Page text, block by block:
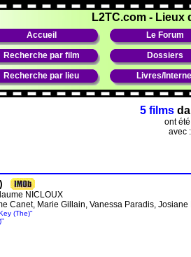
L2TC.com - Lieux
Accueil Le Forum
Recherche par film Dossiers
Recherche par lieu Livres/
5 films
ont
avec
NICLOUX
Canet, Marie Gillain, Vanessa Paradis,
(The)"